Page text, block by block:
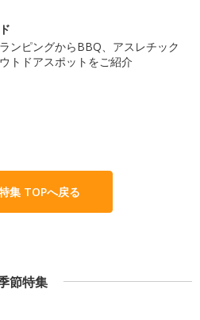
ンピングからBBQ、アスレチック
トドアスポットをご紹介
集 TOPへ戻る
節特集